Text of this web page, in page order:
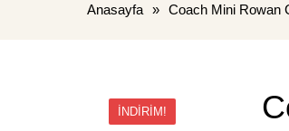
Anasayfa » Coach Mini Rowan
İNDIRIM!